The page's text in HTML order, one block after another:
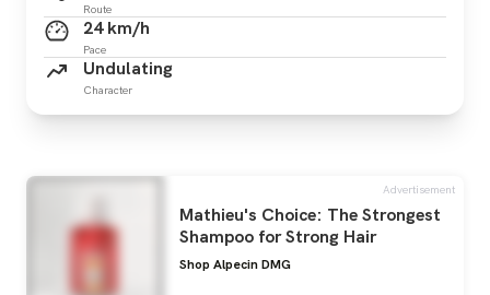
Route
24 km/h
Pace
Undulating
Character
Advertisement
Mathieu's Choice: The Strongest
Shampoo for Strong Hair
Shop Alpecin DMG